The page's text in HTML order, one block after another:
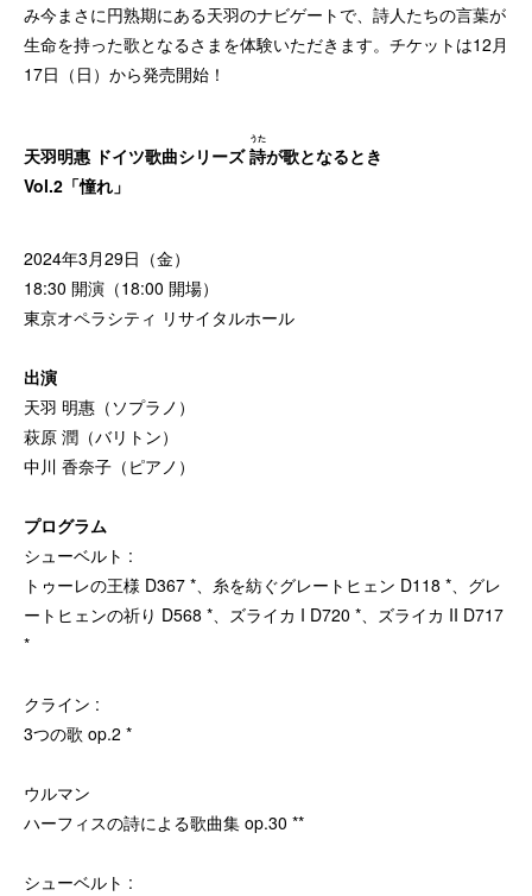
み今まさに円熟期にある天羽のナビゲートで、詩人たちの言葉が
生命を持った歌となるさまを体験いただきます。チケットは12月
17日（日）から発売開始！
天羽明惠 ドイツ歌曲シリーズ詩
うた
が歌となるとき
Vol.2「憧れ」
2024年3月29日（金）
18:30 開演（18:00 開場）
東京オペラシティ リサイタルホール
出演
天羽 明惠（ソプラノ）
萩原 潤（バリトン）
中川 香奈子（ピアノ）
プログラム
シューベルト :
トゥーレの王様 D367 *、糸を紡ぐグレートヒェン D118 *、グレ
ートヒェンの祈り D568 *、ズライカ I D720 *、ズライカ II D717
*
クライン :
3つの歌 op.2 *
ウルマン
ハーフィスの詩による歌曲集 op.30 **
シューベルト :